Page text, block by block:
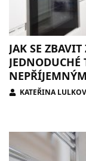
JAK SE
JEDNODUCHÉ
KATEŘINA